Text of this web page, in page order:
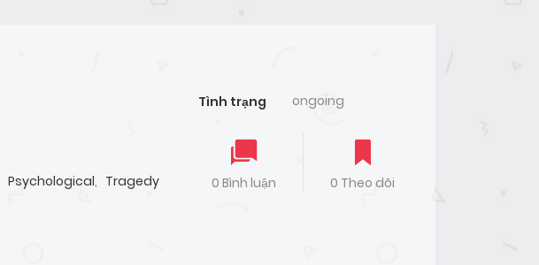
Psychological, Tragedy
Tình trạng ongoing
0 Bình luận 0 Theo dõi